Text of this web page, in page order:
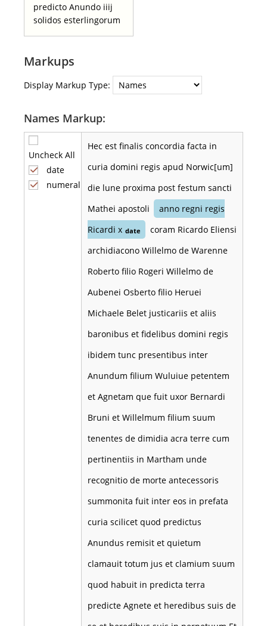
predicto Anundo iiij
solidos esterlingorum
Markups
Display Markup Type:
Names Markup:
Uncheck All
date
numeral
Hec est finalis concordia facta in
curia domini regis apud Norwic[um]
die lune proxima post festum sancti
Mathei apostoli
anno regni regis
Ricardi x date
coram Ricardo Eliensi
archidiacono Willelmo de Warenne
Roberto filio Rogeri Willelmo de
Aubenei Osberto filio Heruei
Michaele Belet justicariis et aliis
baronibus et fidelibus domini regis
ibidem tunc presentibus inter
Anundum filium Wuluiue petentem
et Agnetam que fuit uxor Bernardi
Bruni et Willelmum filium suum
tenentes de dimidia acra terre cum
pertinentiis in Martham unde
recognitio de morte antecessoris
summonita fuit inter eos in prefata
curia scilicet quod predictus
Anundus remisit et quietum
clamauit totum jus et clamium suum
quod habuit in predicta terra
predicte Agnete et heredibus suis de